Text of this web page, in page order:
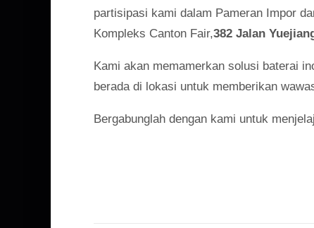
partisipasi kami dalam Pameran Impor
Kompleks Canton Fair,382 Jalan
Kami akan memamerkan solusi baterai
berada di lokasi untuk memberikan
Bergabunglah dengan kami untuk